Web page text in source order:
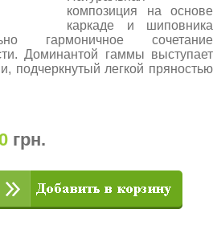
композиция на основе
каркаде и шиповника
гармоничное сочетание
Доминантой гаммы выступает
подчеркнутый легкой пряностью
грн.